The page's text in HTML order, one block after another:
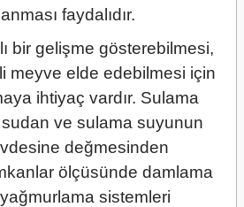
faydalıdır.
bir gelişme gösterebilmesi,
meyve elde edebilmesi için
ihtiyaç vardır. Sulama
sudan ve sulama suyunun
değmesinden
ölçüsünde damlama
sistemleri